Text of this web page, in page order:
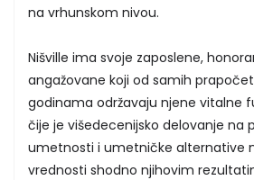
na vrhunskom nivou.
Nišville ima svoje zaposlene,
angažovane koji od samih
godinama održavaju njene vitalne
čije je višedecenijsko delovanje na
umetnosti i umetničke alternative
vrednosti shodno njihovim